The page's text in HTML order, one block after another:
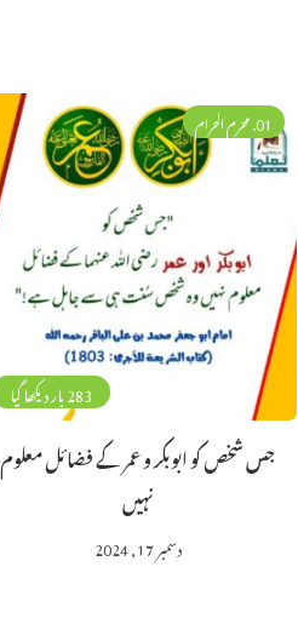
283 بار دیکھا گیا
01. محرم الحرام
جس شخص کو ابوبکر و عمر کے فضائل معلوم
نہیں
دسمبر 17, 2024